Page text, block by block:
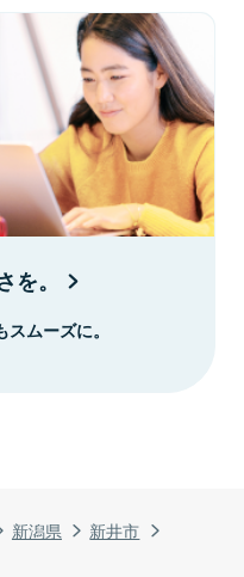
新潟県
新井市
。
ムーズに。